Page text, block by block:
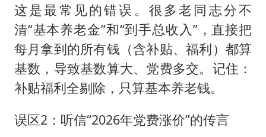
这是最常见的错误。很多老同志分不
清“基本养老金”和“到手总收入”，直接把
每月拿到的所有钱（含补贴、福利）都算
基数，导致基数算大、党费多交。记住：
补贴福利全剔除，只算基本养老钱。
误区2：听信“2026年党费涨价”的传言